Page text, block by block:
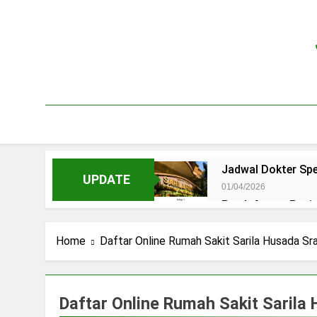
UPDATE
Jadwal Dokter
01/04/2026
Pendaftaran
Jadwal Praktek
Jadwal Dokter
Pendaftaran
Home Daftar Online Rumah Sakit Sarila Husada
Daftar Online Rumah Sakit Sarila